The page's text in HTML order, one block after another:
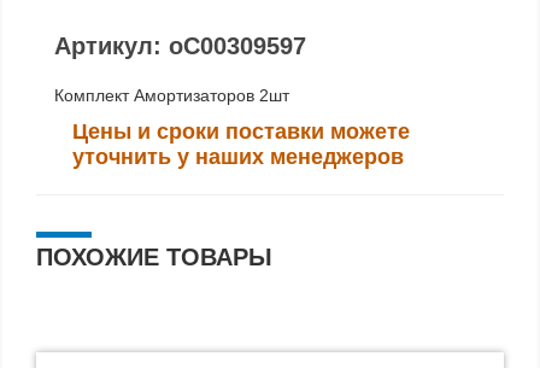
Артикул: oC00309597
Комплект Амортизаторов 2шт
Цены и сроки поставки можете
уточнить у наших менеджеров
ПОХОЖИЕ ТОВАРЫ